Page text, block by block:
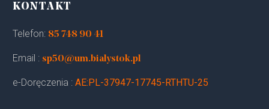
KONTAKT
Telefon: 85 748 90 41
Email : sp50@um.bialystok.pl
e-Doręczenia : AE:PL-37947-17745-RTHTU-25